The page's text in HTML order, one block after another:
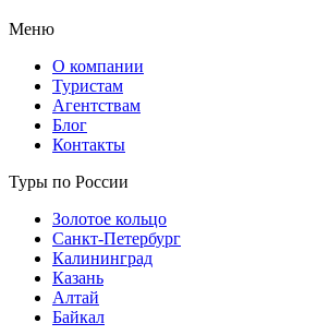
Меню
О компании
Туристам
Агентствам
Блог
Контакты
Туры по России
Золотое кольцо
Санкт-Петербург
Калининград
Казань
Алтай
Байкал